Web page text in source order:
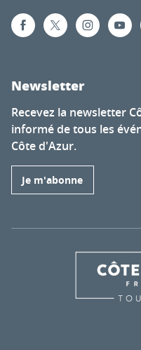
Newsletter
Recevez la newsletter
informé de tous les
Côte d'Azur.
Je m'abonne